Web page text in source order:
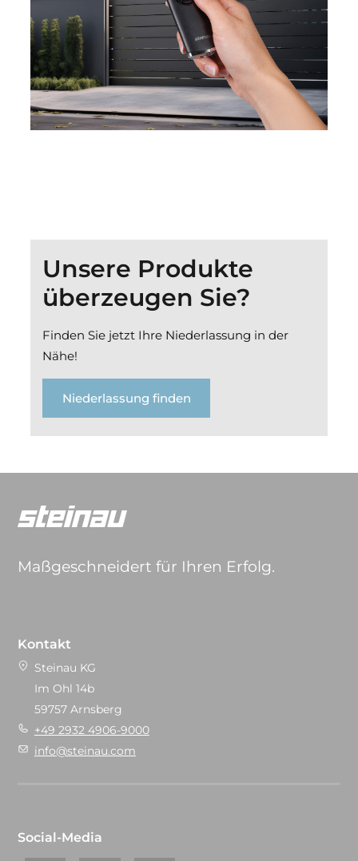
Unsere Produkte
überzeugen Sie?
Finden Sie jetzt Ihre Niederlassung in der
Nähe!
Niederlassung finden
Maßgeschneidert für Ihren Erfolg.
Kontakt
Steinau KG
Im Ohl 14b
59757 Arnsberg
+49 2932 4906-9000
info@steinau.com
Social-Media